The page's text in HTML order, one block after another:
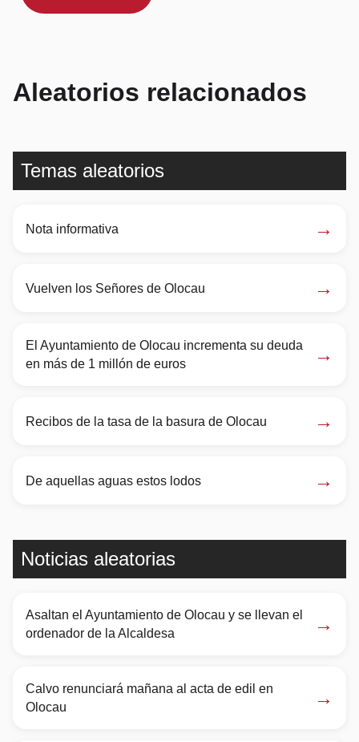
Aleatorios relacionados
Temas aleatorios
Nota informativa →
Vuelven los Señores de Olocau →
El Ayuntamiento de Olocau incrementa su deuda
en más de 1 millón de euros
→
Recibos de la tasa de la basura de Olocau →
De aquellas aguas estos lodos →
Noticias aleatorias
Asaltan el Ayuntamiento de Olocau y se llevan el
ordenador de la Alcaldesa
→
Calvo renunciará mañana al acta de edil en
Olocau
→